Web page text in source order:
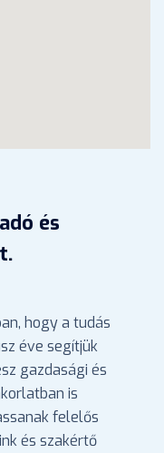
és
hogy a tudás
éve segítjük
gazdasági és
is
felelős
és szakértő